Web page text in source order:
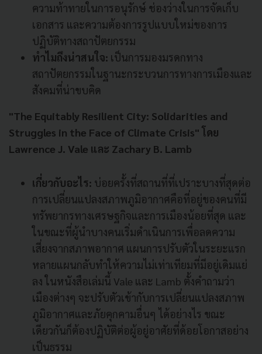
ความท้าทายในการอนุรักษ์ ช่องว่างในการจัดเก็บ
เอกสาร และความต้องการรูปแบบใหม่ของการ
ปฏิบัติทางสถาปัตยกรรม
ทำไมถึงน่าสนใจ: เป็นการมองมรดกทาง
สถาปัตยกรรมในฐานะกระบวนการทางการเมืองและ
สังคมที่น่าขบคิด
"The Equitably Resilient City: Solidarities and
Struggles in the Face of Climate Crisis" โดย
Lawrence J. Vale และ Zachary B. Lamb
เกี่ยวกับอะไร: บ่อยครั้งที่สถานที่ที่เปราะบางที่สุดต่อ
การเปลี่ยนแปลงสภาพภูมิอากาศคือที่อยู่ของคนที่มี
ทรัพยากรทางเศรษฐกิจและการเมืองน้อยที่สุด และ
ในขณะที่ผู้นำบางคนเริ่มดำเนินการเพื่อลดความ
เสี่ยงจากสภาพอากาศ แผนการปรับตัวในระยะแรก
หลายแผนกลับทำให้ความไม่เท่าเทียมที่มีอยู่เดิมแย่
ลง ในหนังสือเล่มนี้ Vale และ Lamb ตั้งคำถามว่า
เมืองต่างๆ จะปรับตัวเข้ากับการเปลี่ยนแปลงสภาพ
ภูมิอากาศและภัยคุกคามอื่นๆ ได้อย่างไร ขณะ
เดียวกันก็ต้องปฏิบัติต่อผู้อยู่อาศัยที่ด้อยโอกาสอย่าง
เป็นธรรม